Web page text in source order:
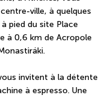
ville, à quelques
pied du site Place
à 0,6 km de Acropole
invitent à la détente
à espresso. Une